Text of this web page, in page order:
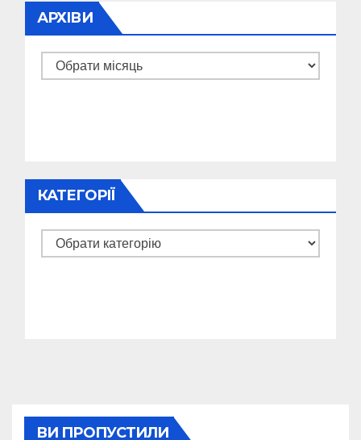
АРХІВИ
Архіви
КАТЕГОРІЇ
Категорії
ВИ ПРОПУСТИЛИ